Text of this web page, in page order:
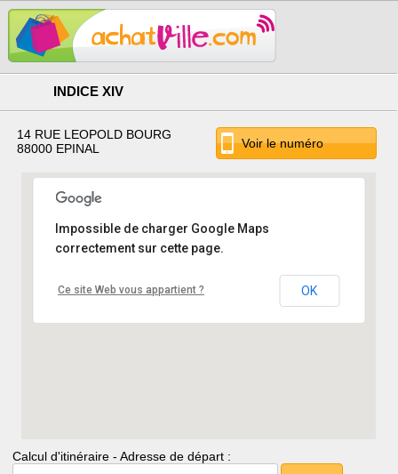
INDICE XIV
14 RUE LEOPOLD BOURG
88000 EPINAL
Voir le numéro
Impossible de charger Google Maps
correctement sur cette page.
Ce site Web vous appartient ? OK
Calcul d'itinéraire - Adresse de départ :